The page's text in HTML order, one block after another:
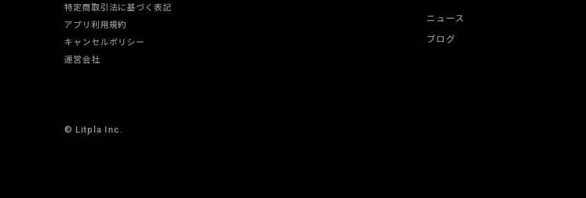
特定商取引法に基づく表記
アプリ利用規約
キャンセルポリシー
運営会社
© Litpla Inc.
ニュース
ブログ